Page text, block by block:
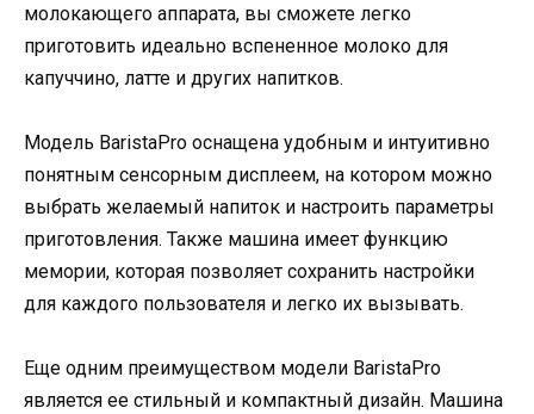
молокающего аппарата, вы сможете легко
приготовить идеально вспененное молоко для
капуччино, латте и других напитков.
Модель BaristaPro оснащена удобным и интуитивно
понятным сенсорным дисплеем, на котором можно
выбрать желаемый напиток и настроить параметры
приготовления. Также машина имеет функцию
мемории, которая позволяет сохранить настройки
для каждого пользователя и легко их вызывать.
Еще одним преимуществом модели BaristaPro
является ее стильный и компактный дизайн. Машина